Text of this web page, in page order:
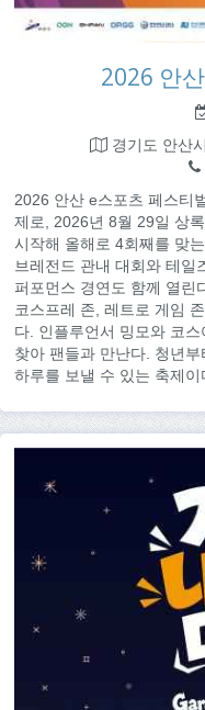
2026 안
경기도 안산
2026 안산 e스포츠 페스티
제로, 2026년 8월 29일 상
시작해 올해로 4회째를 맞
브레전드 관내 대회와 테일
퍼포먼스 경연도 함께 열린
코스프레 존, 레트로 게임
다. 인플루언서 밍모와 코스
찾아 팬들과 만난다. 청년
하루를 보낼 수 있는 축제이